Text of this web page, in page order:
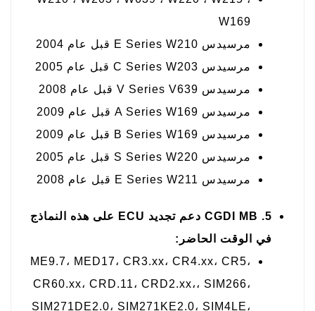
W169
مرسيدس E Series W210 قبل عام 2004
مرسيدس C Series W203 قبل عام 2005
مرسيدس V Series V639 قبل عام 2008
مرسيدس A Series W169 قبل عام 2009
مرسيدس B Series W169 قبل عام 2009
مرسيدس S Series W220 قبل عام 2005
مرسيدس E Series W211 قبل عام 2008
5. CGDI MB دعم تجديد ECU على هذه النماذج
في الوقت الحاضر:
ME9.7، MED17، CR3.xx، CR4.xx، CR5،
CR60.xx، CRD.11، CRD2.xx،، SIM266،
SIM271DE2.0، SIM271KE2.0، SIM4LE،